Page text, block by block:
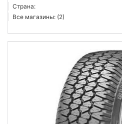
Страна:
Все магазины: (2)